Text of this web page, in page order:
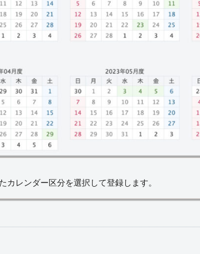
カレンダー区分を選択して登録します。